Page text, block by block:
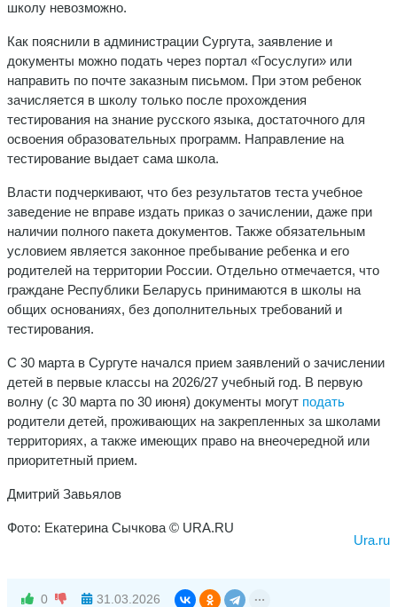
школу невозможно.
Как пояснили в администрации Сургута, заявление и
документы можно подать через портал «Госуслуги» или
направить по почте заказным письмом. При этом ребенок
зачисляется в школу только после прохождения
тестирования на знание русского языка, достаточного для
освоения образовательных программ. Направление на
тестирование выдает сама школа.
Власти подчеркивают, что без результатов теста учебное
заведение не вправе издать приказ о зачислении, даже при
наличии полного пакета документов. Также обязательным
условием является законное пребывание ребенка и его
родителей на территории России. Отдельно отмечается, что
граждане Республики Беларусь принимаются в школы на
общих основаниях, без дополнительных требований и
тестирования.
С 30 марта в Сургуте начался прием заявлений о зачислении
детей в первые классы на 2026/27 учебный год. В первую
волну (с 30 марта по 30 июня) документы могут подать
родители детей, проживающих на закрепленных за школами
территориях, а также имеющих право на внеочередной или
приоритетный прием.
Дмитрий Завьялов
Фото: Екатерина Сычкова © URA.RU
Ura.ru
0 31.03.2026